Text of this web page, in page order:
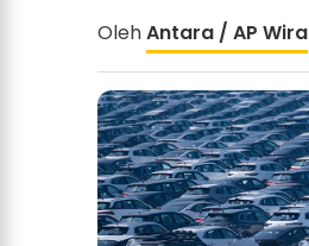
OlehAntara / AP Wira